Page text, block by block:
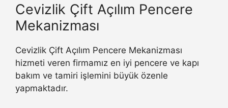
Cevizlik Çift Açılım Pencere
Mekanizması
Cevizlik Çift Açılım Pencere Mekanizması
hizmeti veren firmamız en iyi pencere ve kapı
bakım ve tamiri işlemini büyük özenle
yapmaktadır.